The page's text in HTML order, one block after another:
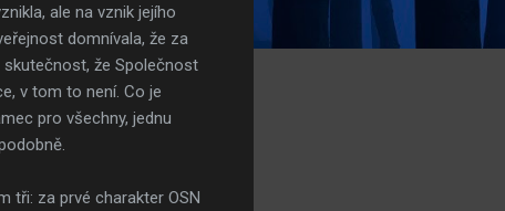
ale na vznik jejího
domnívala, že za
skutečnost, že Společnost
v tom to není. Co je
pro všechny, jednu
tři: za prvé charakter OSN